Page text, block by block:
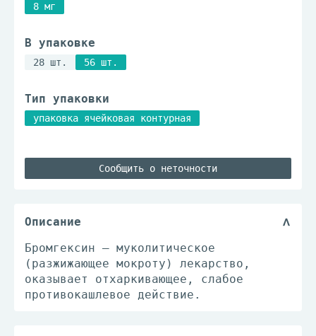
8 мг
В упаковке
28 шт. 56 шт.
Тип упаковки
упаковка ячейковая контурная
Сообщить о неточности
Описание
Бромгексин – муколитическое
(разжижающее мокроту) лекарство,
оказывает отхаркивающее, слабое
противокашлевое действие.